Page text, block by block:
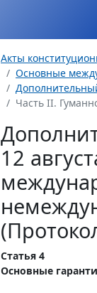
Акты
Основные
Часть II.
12
Статья 4
Основные